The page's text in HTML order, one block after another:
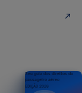
Seu guia dos direitos do
passageiro aéreo
EDIÇÃO 2026